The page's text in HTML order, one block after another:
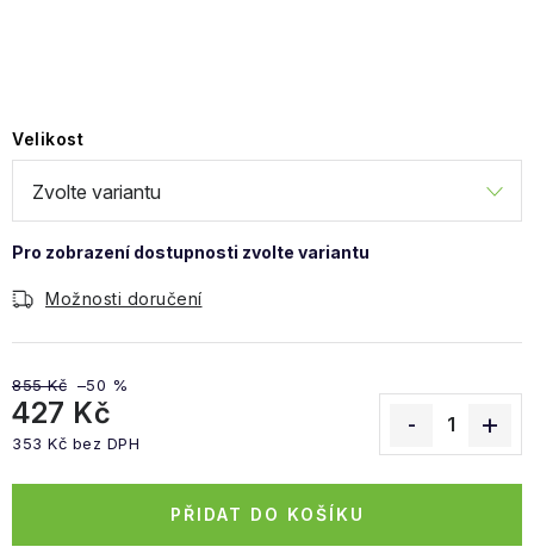
Velikost
Možnosti doručení
855 Kč –50 %
427 Kč
353 Kč bez DPH
PŘIDAT DO KOŠÍKU